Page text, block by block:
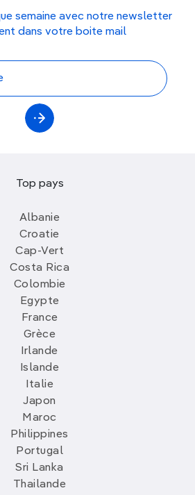
semaine avec notre newsletter
dans votre boite mail
Top pays
Albanie
Croatie
Cap-Vert
Costa Rica
Colombie
Egypte
France
Grèce
Irlande
Islande
Italie
Japon
Maroc
Philippines
Portugal
Sri Lanka
Thailande